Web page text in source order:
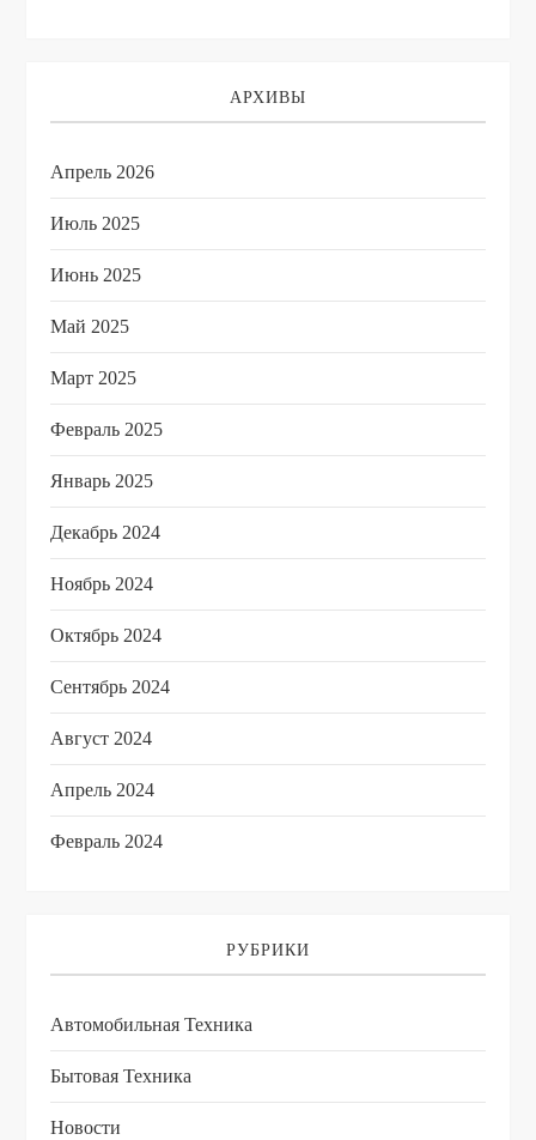
АРХИВЫ
Апрель 2026
Июль 2025
Июнь 2025
Май 2025
Март 2025
Февраль 2025
Январь 2025
Декабрь 2024
Ноябрь 2024
Октябрь 2024
Сентябрь 2024
Август 2024
Апрель 2024
Февраль 2024
РУБРИКИ
Автомобильная Техника
Бытовая Техника
Новости